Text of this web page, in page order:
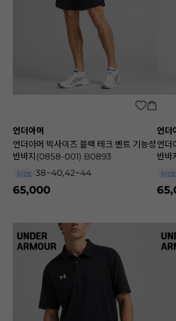
언더아머
언더아머 빅사이즈 블랙 테크 벤트 기능성
반바지(0858-001) B0893
SIZE 38~40,42~44
65,000
언더
언더
반
SIZE